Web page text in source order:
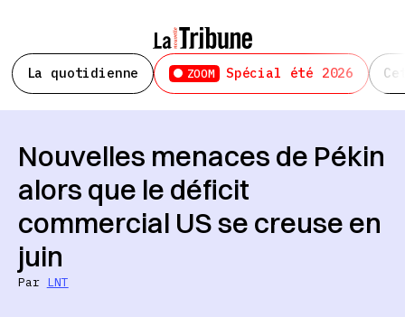
La quotidienne ZOOM Spécial été 2026
Nouvelles menaces de Pékin
alors que le déficit
commercial US se creuse en
juin
Par LNT